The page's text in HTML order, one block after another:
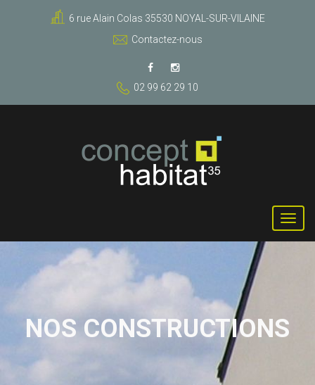
6 rue Alain Colas 35530 NOYAL-SUR-VILAINE
Contactez-nous
02 99 62 29 10
NOS CONSTRUCTIONS